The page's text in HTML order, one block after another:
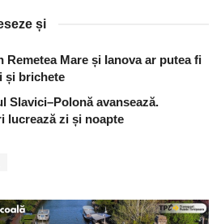
și
Remetea Mare și Ianova ar putea fi
și brichete
Slavici–Polonă avansează.
lucrează zi și noapte